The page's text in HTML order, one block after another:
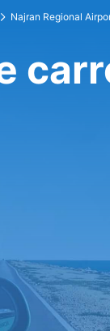
Najran Regional